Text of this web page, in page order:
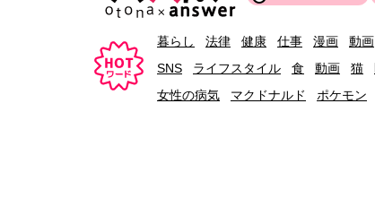
暮らし 法律 健康 仕事 漫画 動画
SNS
ライフスタイル 食 動画 猫
女性の病気
マクドナルド ポケモン